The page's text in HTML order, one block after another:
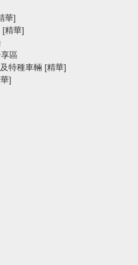
華]
[精華]
區
特種車輛 [精華]
]